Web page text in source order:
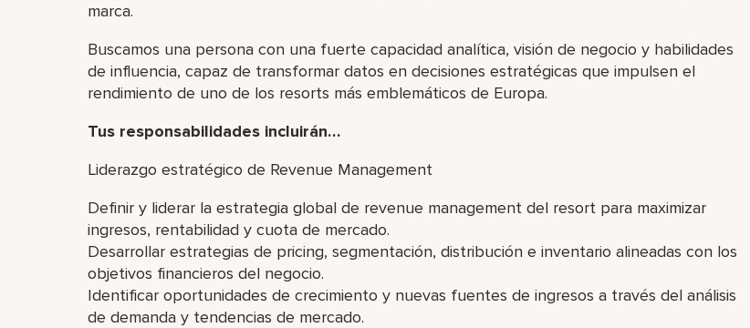
marca.
Buscamos una persona con una fuerte capacidad analítica, visión de negocio y habilidades
de influencia, capaz de transformar datos en decisiones estratégicas que impulsen el
rendimiento de uno de los resorts más emblemáticos de Europa.
Tus responsabilidades incluirán…
Liderazgo estratégico de Revenue Management
Definir y liderar la estrategia global de revenue management del resort para maximizar
ingresos, rentabilidad y cuota de mercado.
Desarrollar estrategias de pricing, segmentación, distribución e inventario alineadas con los
objetivos financieros del negocio.
Identificar oportunidades de crecimiento y nuevas fuentes de ingresos a través del análisis
de demanda y tendencias de mercado.